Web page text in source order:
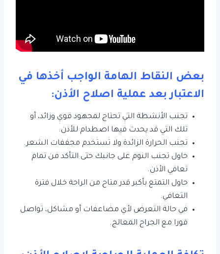
بعض النقاط الهامة الواجب أخذها في
الاعتبار بعد عملية اصلاح الأذن:
تجنب الأنشطة التي تحتاج لمجهود قوي وزائد، أو
تلك التي قد يحدث فيها اصطدام للأذن.
تجنب الحرارة الزائدة ولا تستخدم مجففات الشعر.
حاول تجنب النوم على جانبك حتى التأكد من تمام
تعافي الأذن.
حاول التمتع بأكبر قدر متاح من الراحة خلال فترة
التعافي.
في حالة التعرض لأي مضاعفات أو مشاكل، تواصل
فورا مع الجراح المعالج.